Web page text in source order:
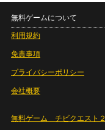
無料ゲームについて
利用規約
免責事項
プライバシーポリシー
会社概要
無料ゲーム チビクエスト２